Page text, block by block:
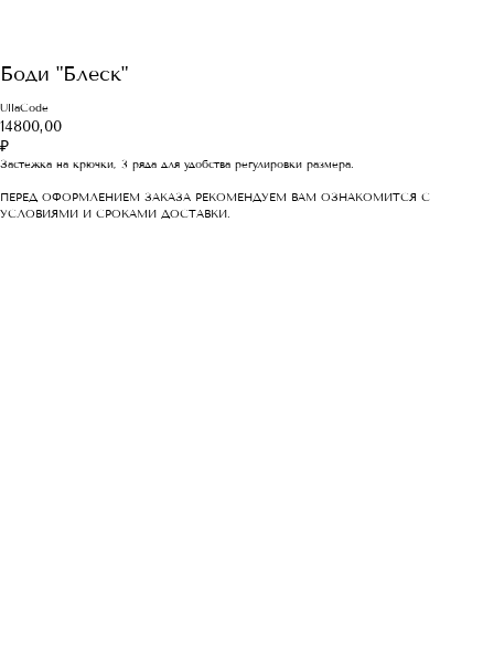
Боди "Блеск"
UllaCode
14800,00
₽
Застежка на крючки, 3 ряда для удобства регулировки размера.
ПЕРЕД ОФОРМЛЕНИЕМ ЗАКАЗА РЕКОМЕНДУЕМ ВАМ ОЗНАКОМИТСЯ С
УСЛОВИЯМИ И СРОКАМИ ДОСТАВКИ.